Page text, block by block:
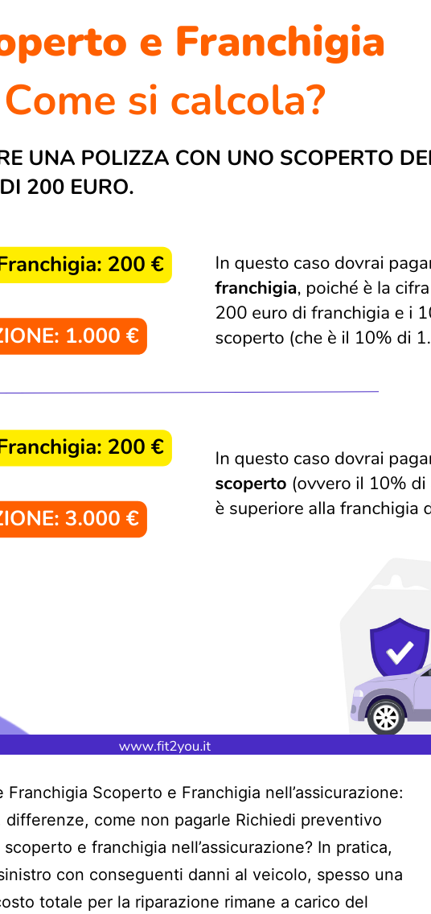
Franchigia Scoperto e Franchigia nell’assicurazione:
differenze, come non pagarle Richiedi preventivo
e franchigia nell’assicurazione? In pratica,
con conseguenti danni al veicolo, spesso una
totale per la riparazione rimane a carico del